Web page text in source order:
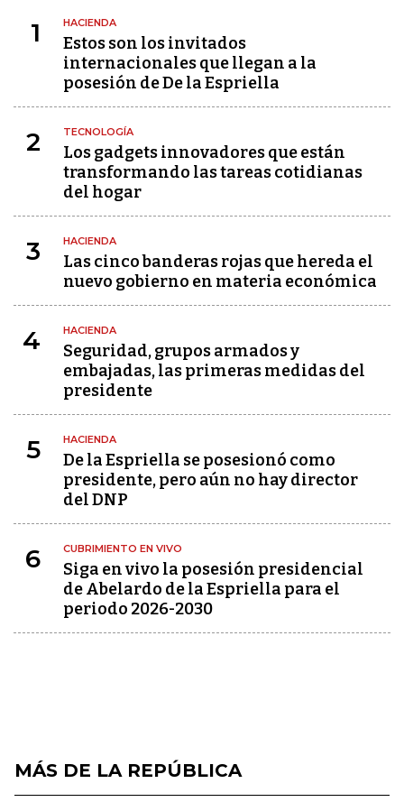
1 HACIENDA
Estos son los invitados
internacionales que llegan a la
posesión de De la Espriella
2 TECNOLOGÍA
Los gadgets innovadores que están
transformando las tareas cotidianas
del hogar
3 HACIENDA
Las cinco banderas rojas que hereda el
nuevo gobierno en materia económica
4 HACIENDA
Seguridad, grupos armados y
embajadas, las primeras medidas del
presidente
5 HACIENDA
De la Espriella se posesionó como
presidente, pero aún no hay director
del DNP
6 CUBRIMIENTO EN VIVO
Siga en vivo la posesión presidencial
de Abelardo de la Espriella para el
periodo 2026-2030
MÁS DE LA REPÚBLICA